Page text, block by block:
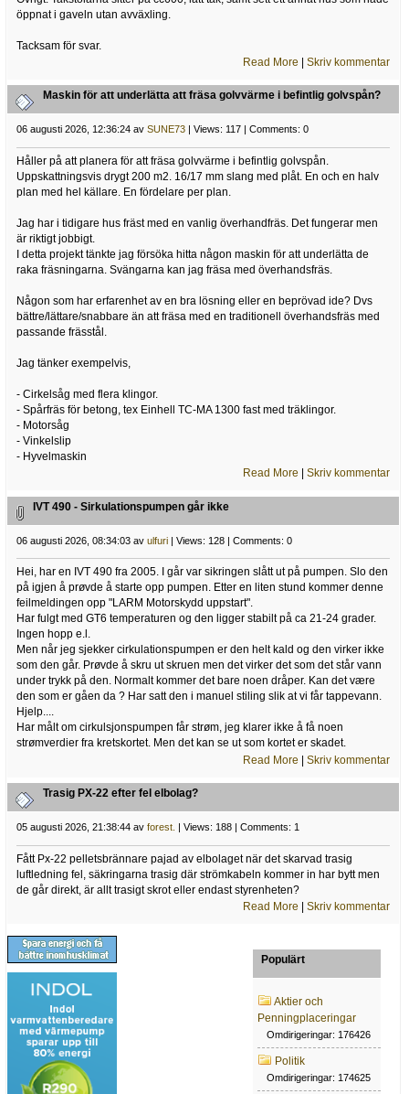
öppnat i gaveln utan avväxling.
Tacksam för svar.
Read More |Skriv kommentar
Maskin för att underlätta att fräsa golvvärme i befintlig golvspån?
06 augusti 2026, 12:36:24 av SUNE73| Views: 117 | Comments: 0
Håller på att planera för att fräsa golvvärme i befintlig golvspån.
Uppskattningsvis drygt 200 m2. 16/17 mm slang med plåt. En och en halv
plan med hel källare. En fördelare per plan.
Jag har i tidigare hus fräst med en vanlig överhandfräs. Det fungerar men
är riktigt jobbigt.
I detta projekt tänkte jag försöka hitta någon maskin för att underlätta de
raka fräsningarna. Svängarna kan jag fräsa med överhandsfräs.
Någon som har erfarenhet av en bra lösning eller en beprövad ide? Dvs
bättre/lättare/snabbare än att fräsa med en traditionell överhandsfräs med
passande frässtål.
Jag tänker exempelvis,
- Cirkelsåg med flera klingor.
- Spårfräs för betong, tex Einhell TC-MA 1300 fast med träklingor.
- Motorsåg
- Vinkelslip
- Hyvelmaskin
Read More |Skriv kommentar
IVT 490 - Sirkulationspumpen går ikke
06 augusti 2026, 08:34:03 av ulfuri| Views: 128 | Comments: 0
Hei, har en IVT 490 fra 2005. I går var sikringen slått ut på pumpen. Slo den
på igjen å prøvde å starte opp pumpen. Etter en liten stund kommer denne
feilmeldingen opp "LARM Motorskydd uppstart".
Har fulgt med GT6 temperaturen og den ligger stabilt på ca 21-24 grader.
Ingen hopp e.l.
Men når jeg sjekker cirkulationspumpen er den helt kald og den virker ikke
som den går. Prøvde å skru ut skruen men det virker det som det står vann
under trykk på den. Normalt kommer det bare noen dråper. Kan det være
den som er gåen da ? Har satt den i manuel stiling slik at vi får tappevann.
Hjelp....
Har målt om cirkulsjonspumpen får strøm, jeg klarer ikke å få noen
strømverdier fra kretskortet. Men det kan se ut som kortet er skadet.
Read More |Skriv kommentar
Trasig PX-22 efter fel elbolag?
05 augusti 2026, 21:38:44 av forest. | Views: 188 | Comments: 1
Fått Px-22 pelletsbrännare pajad av elbolaget när det skarvad trasig
luftledning fel, säkringarna trasig där strömkabeln kommer in har bytt men
de går direkt, är allt trasigt skrot eller endast styrenheten?
Read More |Skriv kommentar
Populärt
Aktier och
Penningplaceringar
Omdirigeringar: 176426
Politik
Omdirigeringar: 174625